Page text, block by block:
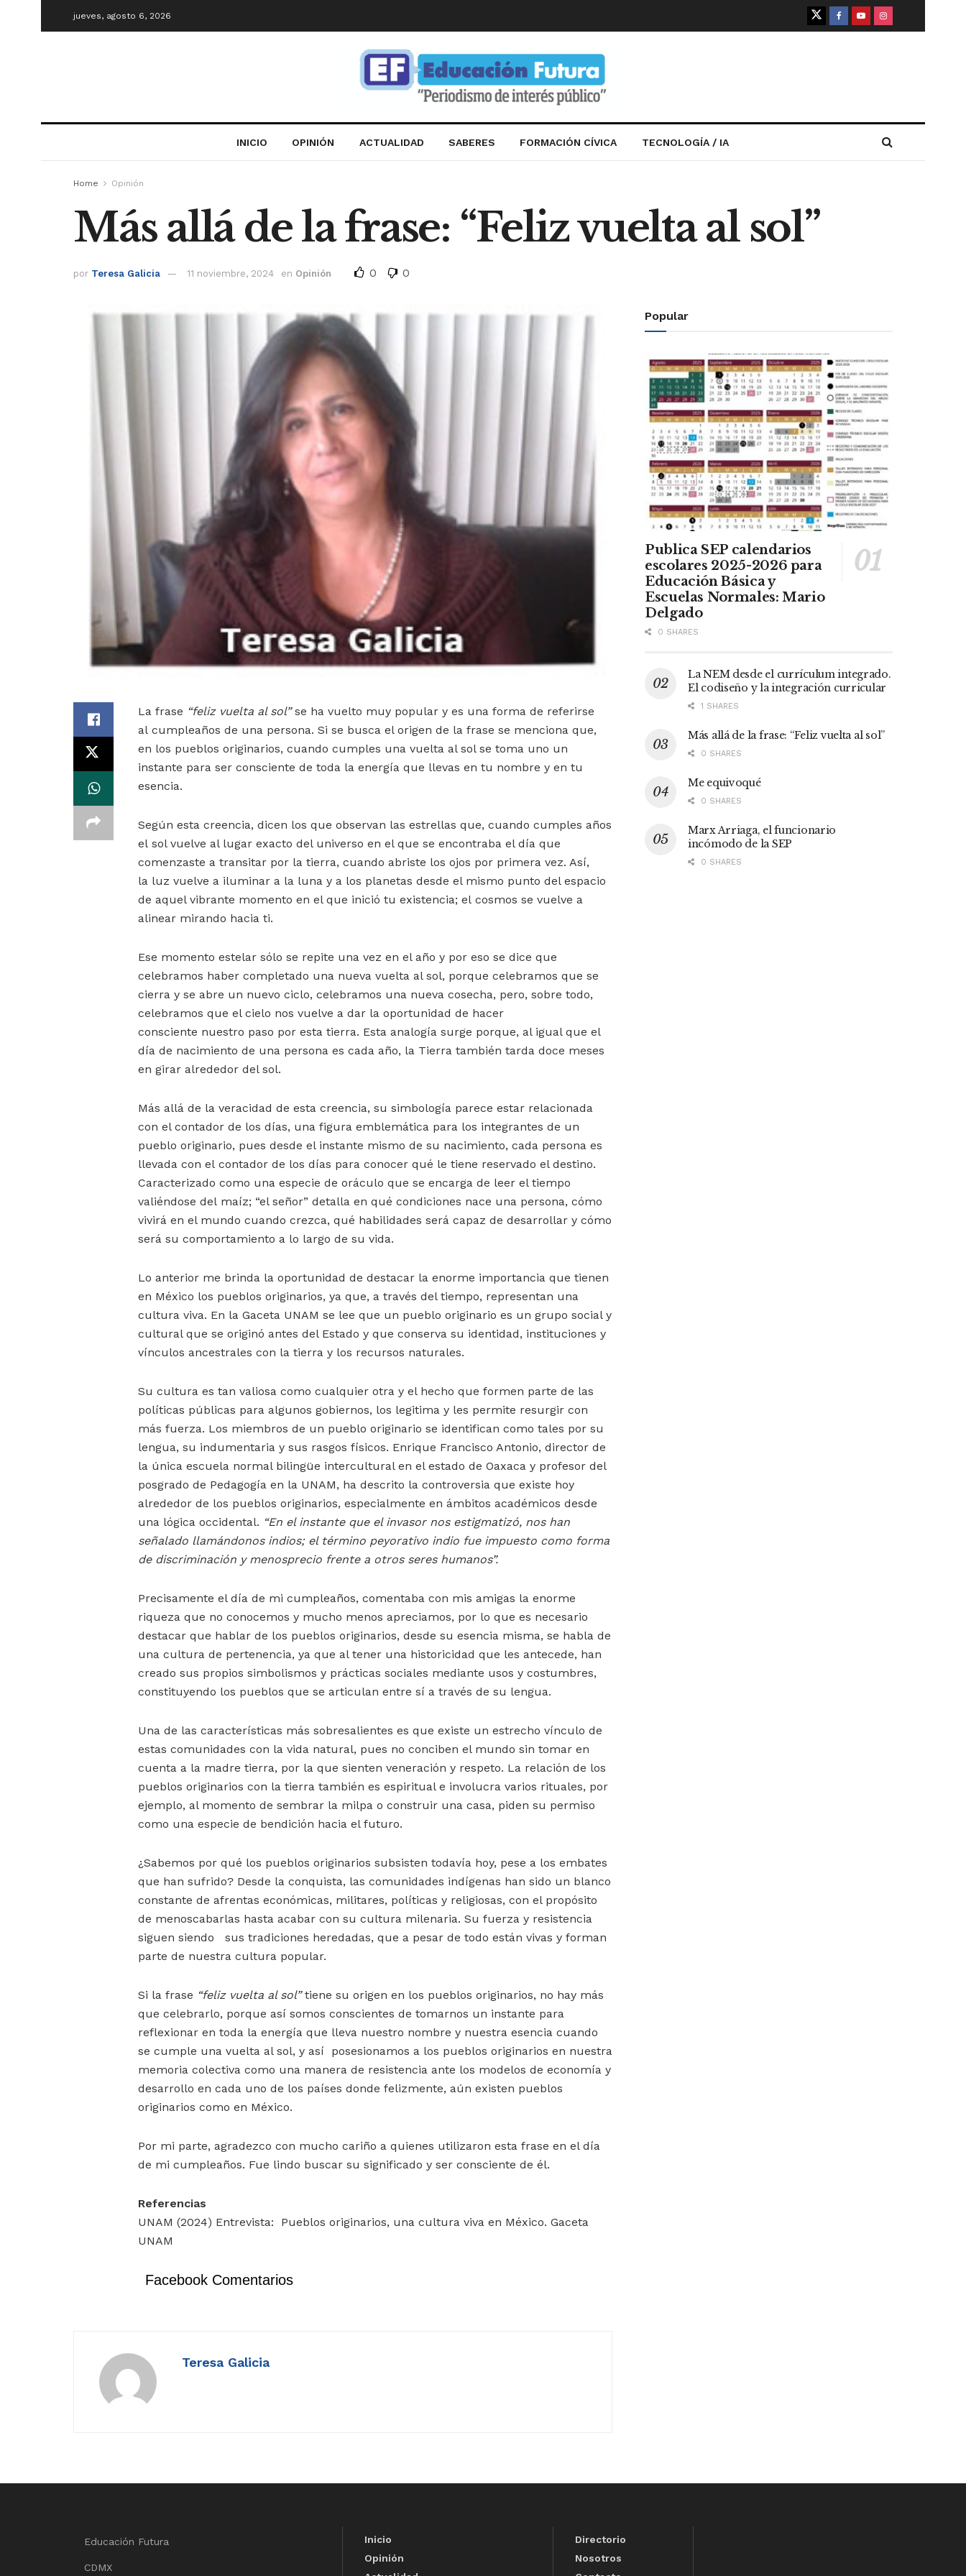
jueves, agosto 6, 2026
INICIO OPINIÓN ACTUALIDAD SABERES FORMACIÓN CÍVICA TECNOLOGÍA / IA
Home Opinión
Más allá de la frase: “Feliz vuelta al sol”
por Teresa Galicia 11 noviembre, 2024 en Opinión 0 0
La frase “feliz vuelta al sol”se ha vuelto muy popular y es una forma de referirse
al cumpleaños de una persona. Si se busca el origen de la frase se menciona que,
en los pueblos originarios, cuando cumples una vuelta al sol se toma uno un
instante para ser consciente de toda la energía que llevas en tu nombre y en tu
esencia.
Según esta creencia, dicen los que observan las estrellas que, cuando cumples años
el sol vuelve al lugar exacto del universo en el que se encontraba el día que
comenzaste a transitar por la tierra, cuando abriste los ojos por primera vez. Así,
la luz vuelve a iluminar a la luna y a los planetas desde el mismo punto del espacio
de aquel vibrante momento en el que inició tu existencia; el cosmos se vuelve a
alinear mirando hacia ti.
Ese momento estelar sólo se repite una vez en el año y por eso se dice que
celebramos haber completado una nueva vuelta al sol, porque celebramos que se
cierra y se abre un nuevo ciclo, celebramos una nueva cosecha, pero, sobre todo,
celebramos que el cielo nos vuelve a dar la oportunidad de hacer
consciente nuestro paso por esta tierra. Esta analogía surge porque, al igual que el
día de nacimiento de una persona es cada año, la Tierra también tarda doce meses
en girar alrededor del sol.
Más allá de la veracidad de esta creencia, su simbología parece estar relacionada
con el contador de los días, una figura emblemática para los integrantes de un
pueblo originario, pues desde el instante mismo de su nacimiento, cada persona es
llevada con el contador de los días para conocer qué le tiene reservado el destino.
Caracterizado como una especie de oráculo que se encarga de leer el tiempo
valiéndose del maíz; “el señor” detalla en qué condiciones nace una persona, cómo
vivirá en el mundo cuando crezca, qué habilidades será capaz de desarrollar y cómo
será su comportamiento a lo largo de su vida.
Lo anterior me brinda la oportunidad de destacar la enorme importancia que tienen
en México los pueblos originarios, ya que, a través del tiempo, representan una
cultura viva. En la Gaceta UNAM se lee que un pueblo originario es un grupo social y
cultural que se originó antes del Estado y que conserva su identidad, instituciones y
vínculos ancestrales con la tierra y los recursos naturales.
Su cultura es tan valiosa como cualquier otra y el hecho que formen parte de las
políticas públicas para algunos gobiernos, los legitima y les permite resurgir con
más fuerza. Los miembros de un pueblo originario se identifican como tales por su
lengua, su indumentaria y sus rasgos físicos. Enrique Francisco Antonio, director de
la única escuela normal bilingüe intercultural en el estado de Oaxaca y profesor del
posgrado de Pedagogía en la UNAM, ha descrito la controversia que existe hoy
alrededor de los pueblos originarios, especialmente en ámbitos académicos desde
una lógica occidental. “En el instante que el invasor nos estigmatizó, nos han
señalado llamándonos indios; el término peyorativo indio fue impuesto como forma
de discriminación y menosprecio frente a otros seres humanos”.
Precisamente el día de mi cumpleaños, comentaba con mis amigas la enorme
riqueza que no conocemos y mucho menos apreciamos, por lo que es necesario
destacar que hablar de los pueblos originarios, desde su esencia misma, se habla de
una cultura de pertenencia, ya que al tener una historicidad que les antecede, han
creado sus propios simbolismos y prácticas sociales mediante usos y costumbres,
constituyendo los pueblos que se articulan entre sí a través de su lengua.
Una de las características más sobresalientes es que existe un estrecho vínculo de
estas comunidades con la vida natural, pues no conciben el mundo sin tomar en
cuenta a la madre tierra, por la que sienten veneración y respeto. La relación de los
pueblos originarios con la tierra también es espiritual e involucra varios rituales, por
ejemplo, al momento de sembrar la milpa o construir una casa, piden su permiso
como una especie de bendición hacia el futuro.
¿Sabemos por qué los pueblos originarios subsisten todavía hoy, pese a los embates
que han sufrido? Desde la conquista, las comunidades indígenas han sido un blanco
constante de afrentas económicas, militares, políticas y religiosas, con el propósito
de menoscabarlas hasta acabar con su cultura milenaria. Su fuerza y resistencia
siguen siendo sus tradiciones heredadas, que a pesar de todo están vivas y forman
parte de nuestra cultura popular.
Si la frase “feliz vuelta al sol”tiene su origen en los pueblos originarios, no hay más
que celebrarlo, porque así somos conscientes de tomarnos un instante para
reflexionar en toda la energía que lleva nuestro nombre y nuestra esencia cuando
se cumple una vuelta al sol, y así posesionamos a los pueblos originarios en nuestra
memoria colectiva como una manera de resistencia ante los modelos de economía y
desarrollo en cada uno de los países donde felizmente, aún existen pueblos
originarios como en México.
Por mi parte, agradezco con mucho cariño a quienes utilizaron esta frase en el día
de mi cumpleaños. Fue lindo buscar su significado y ser consciente de él.
Referencias
UNAM (2024) Entrevista: Pueblos originarios, una cultura viva en México. Gaceta
UNAM
Facebook Comentarios
Teresa Galicia
Popular
Publica SEP calendarios
escolares 2025-2026 para
Educación Básica y
Escuelas Normales: Mario
Delgado
0 SHARES
La NEM desde el currículum integrado.
El codiseño y la integración curricular
1 SHARES
Más allá de la frase: “Feliz vuelta al sol”
0 SHARES
Me equivoqué
0 SHARES
Marx Arriaga, el funcionario
incómodo de la SEP
0 SHARES
Educación Futura
CDMX
Inicio
Opinión
Directorio
Nosotros